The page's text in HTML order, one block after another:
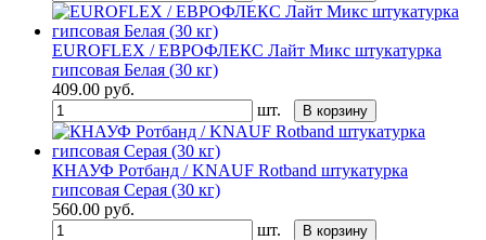
EUROFLEX / ЕВРОФЛЕКС Лайт Микс штукатурка
гипсовая Белая (30 кг)
409.00 руб.
шт.
В корзину
КНАУФ Ротбанд / KNAUF Rotband штукатурка
гипсовая Серая (30 кг)
560.00 руб.
шт.
В корзину